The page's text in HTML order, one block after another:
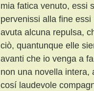
mia fatica venuto, essi
pervenissi alla fine
avuta alcuna repulsa,
ciò, quantunque elle
avanti che io venga a
non una novella intera,
cosí laudevole